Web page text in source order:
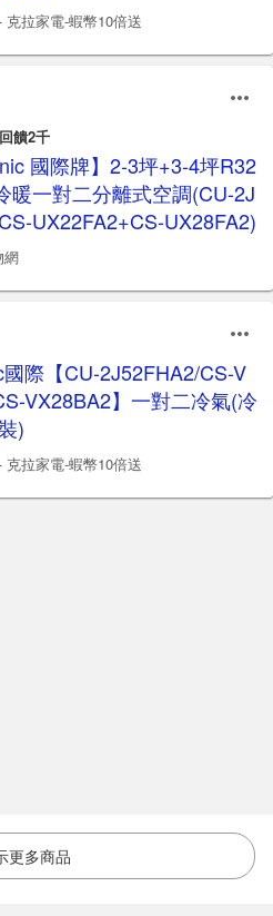
克拉家電-蝦幣10倍送
饋2千
國際牌】2-3坪+3-4坪R32
暖一對二分離式空調(CU-2J
UX22FA2+CS-UX28FA2)
網
際【CU-2J52FHA2/CS-V
VX28BA2】一對二冷氣(冷
)
克拉家電-蝦幣10倍送
更多商品